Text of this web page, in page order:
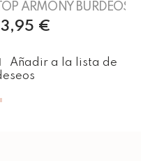
TOP ARMONY BURDEOS
13,95 €